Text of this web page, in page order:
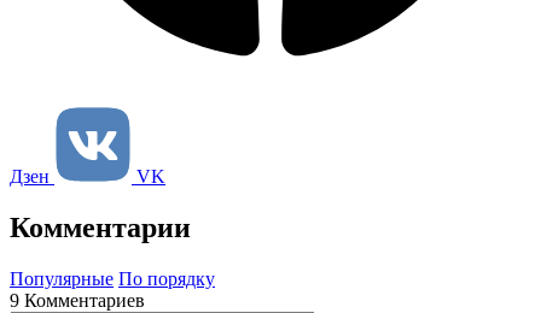
Дзен VK
Комментарии
Популярные По порядку
9 Комментариев